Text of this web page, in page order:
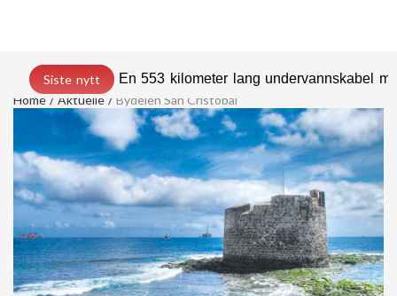
Siste nytt
En 553 kilometer lang undervannskabel
Home
Aktuelle Bydelen San Cristóbal